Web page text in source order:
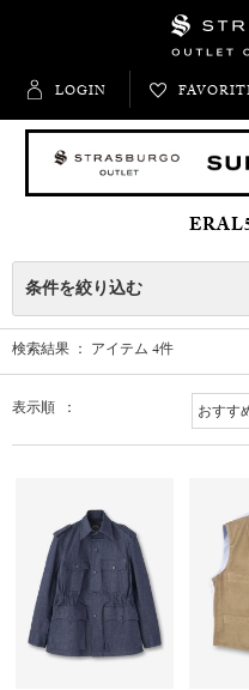
LOGIN
条件を絞り込む
検索結果 ： アイテム 4件
表示順 ：